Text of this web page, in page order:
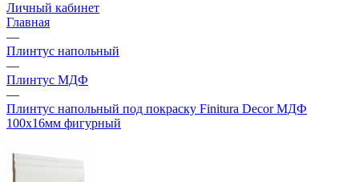
Личный кабинет
Главная
—
Плинтус напольный
—
Плинтус МДФ
—
Плинтус напольный под покраску Finitura Decor МДФ
100х16мм фигурный